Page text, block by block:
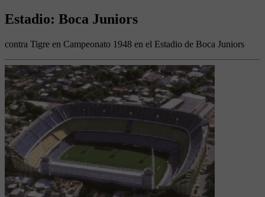
Estadio: Boca Juniors
contra Tigre en Campeonato 1948 en el Estadio de Boca Juniors